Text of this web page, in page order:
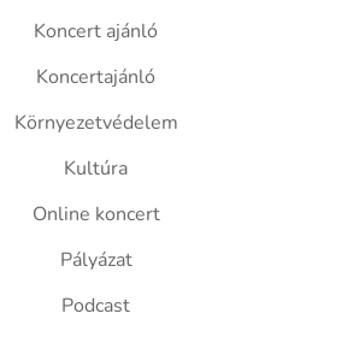
Koncert ajánló
Koncertajánló
Környezetvédelem
Kultúra
Online koncert
Pályázat
Podcast